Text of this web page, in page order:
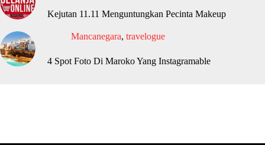
Kejutan 11.11 Menguntungkan Pecinta Makeup
Mancanegara, travelogue
4 Spot Foto Di Maroko Yang Instagramable